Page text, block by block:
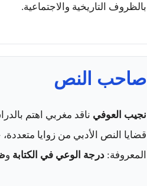
بالظروف التاريخية والاجتماعية.
صاحب النص
نجيب العوفي ناقد مغربي اهتم
قضايا النص الأدبي من زوايا
المعروفة: درجة الوعي في الكتابة و